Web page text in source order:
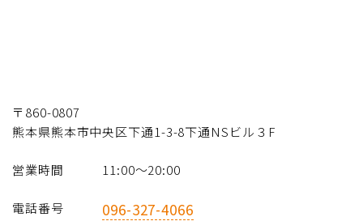
〒860-0807
熊本県熊本市中央区下通1-3-8下通NSビル３F
営業時間 11:00～20:00
電話番号 096-327-4066